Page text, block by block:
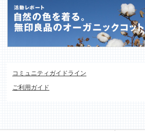
コミュニティガイドライン
ご利用ガイド